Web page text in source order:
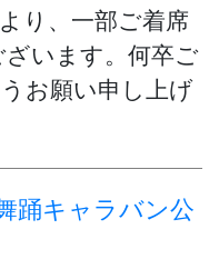
り、一部ご着席
います。何卒ご
お願い申し上げ
踊キャラバン公